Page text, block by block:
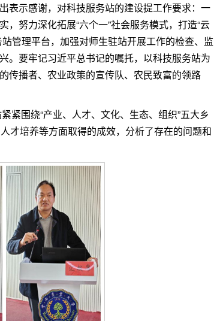
表示感谢，对科技服务站的建设提工作要求：一
努力深化拓展“六个一”社会服务模式，打造“云
管理平台，加强对师生驻站开展工作的检查、监
。要牢记习近平总书记的嘱托，以科技服务站为
传播者、农业政策的宣传队、农民致富的领路
紧围绕“产业、人才、文化、生态、组织”五大乡
才培养等方面取得的成效，分析了存在的问题和